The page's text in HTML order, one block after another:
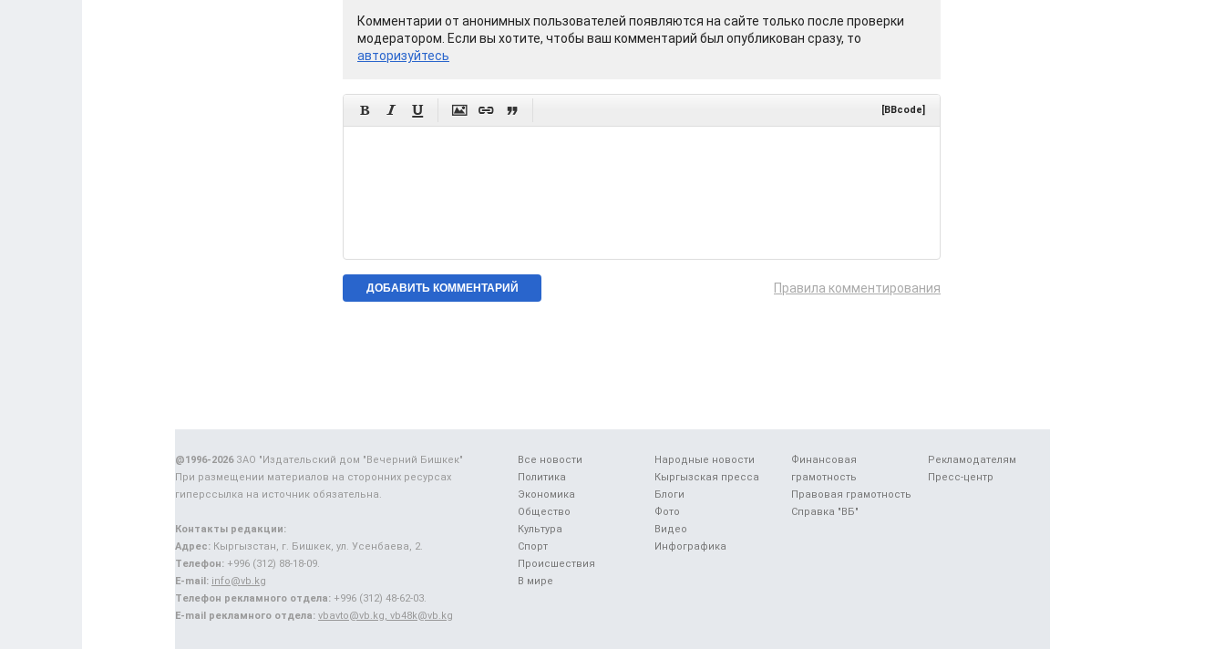
Комментарии от анонимных пользователей появляются на сайте только после проверки
модератором. Если вы хотите, чтобы ваш комментарий был опубликован сразу, то
авторизуйтесь
      [BBcode]
Правила комментирования
Все новости
Политика
Экономика
Общество
Культура
Спорт
Происшествия
В мире
Народные новости
Кыргызская пресса
Блоги
Фото
Видео
Инфографика
Финансовая
грамотность
Правовая грамотность
Справка "ВБ"
Рекламодателям
Пресс-центр
@1996-2026ЗАО "Издательский дом "Вечерний Бишкек"
При размещении материалов на сторонних ресурсах
гиперссылка на источник обязательна.
Контакты редакции:
Адрес: Кыргызстан, г. Бишкек, ул. Усенбаева, 2.
Телефон: +996 (312) 88-18-09.
E-mail: info@vb.kg
Телефон рекламного отдела: +996 (312) 48-62-03.
E-mail рекламного отдела: vbavto@vb.kg, vb48k@vb.kg